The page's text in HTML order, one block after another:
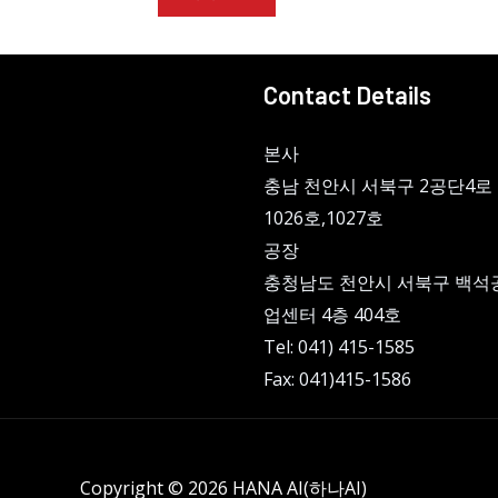
Contact Details
본사
충남 천안시 서북구 2공단4
1026호,1027호
공장
충청남도 천안시 서북구 백
업센터 4층 404호
Tel: 041) 415-1585
Fax: 041)415-1586
Copyright © 2026 HANA AI(하나AI)